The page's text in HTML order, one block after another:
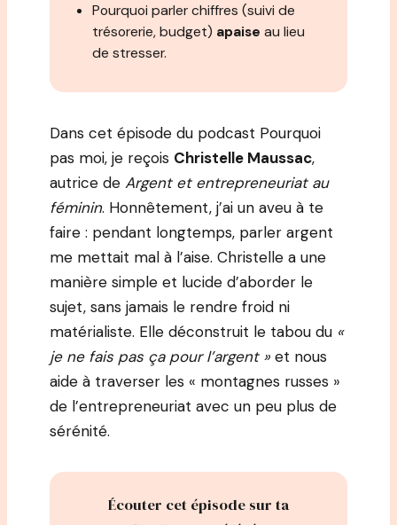
Pourquoi parler chiffres (suivi de
trésorerie, budget) apaise au lieu
de stresser.
Dans cet épisode du podcast Pourquoi
pas moi, je reçois Christelle Maussac,
autrice de Argent et entrepreneuriat au
féminin. Honnêtement, j’ai un aveu à te
faire : pendant longtemps, parler argent
me mettait mal à l’aise. Christelle a une
manière simple et lucide d’aborder le
sujet, sans jamais le rendre froid ni
matérialiste. Elle déconstruit le tabou du «
je ne fais pas ça pour l’argent » et nous
aide à traverser les « montagnes russes »
de l’entrepreneuriat avec un peu plus de
sérénité.
Écouter cet épisode sur ta